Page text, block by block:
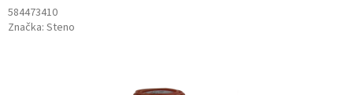
584473410
Značka: Steno